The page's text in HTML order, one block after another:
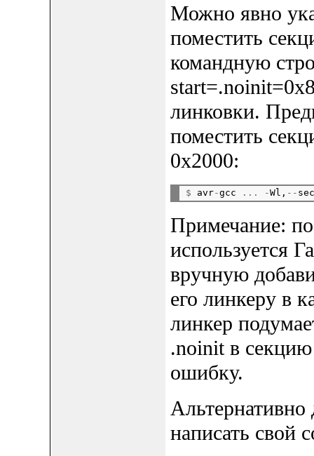
Можно явно
поместить
командную
линковки.
поместить
0x2000:
$ avr-gcc ... -Wl, --
Примечание:
используется
вручную
его линкеру в
линкер
.noinit в
ошибку.
написать свой